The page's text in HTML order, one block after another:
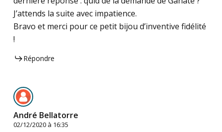
J’attends la suite avec impatience.
Bravo et merci pour ce petit bijou d’inventive fidélité
!
Répondre
André Bellatorre
02/12/2020 à 16:35